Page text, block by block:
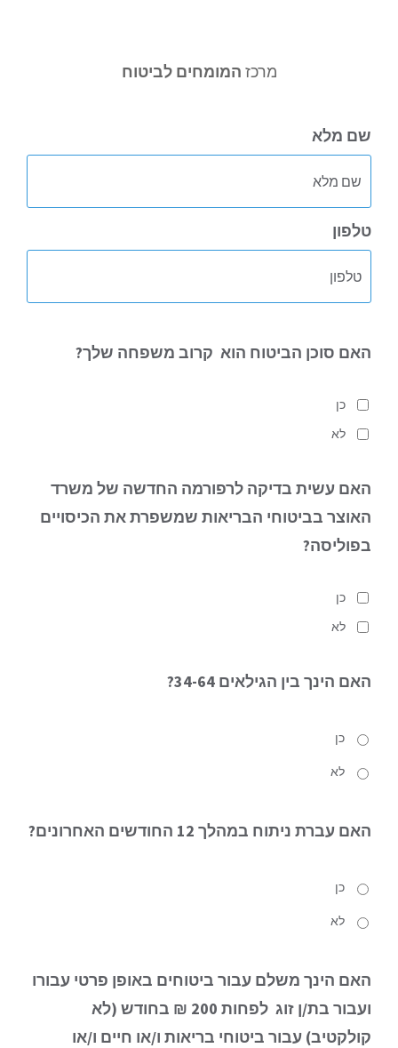
מרכז המומחים לביטוח
שם מלא
טלפון
האם סוכן הביטוח הוא קרוב משפחה שלך?
כן
לא
האם עשית בדיקה לרפורמה החדשה של משרד
האוצר בביטוחי הבריאות שמשפרת את הכיסויים
בפוליסה?
כן
לא
האם הינך בין הגילאים 34-64?
כן
לא
האם עברת ניתוח במהלך 12 החודשים האחרונים?
כן
לא
האם הינך משלם עבור ביטוחים באופן פרטי עבורו
ועבור בת/ן זוג
לפחות 200 ₪ בחודש (לא
קולקטיב) עבור ביטוחי בריאות ו/או חיים ו/או